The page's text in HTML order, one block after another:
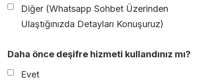
Diğer (Whatsapp Sohbet Üzerinden
Ulaştığınızda Detayları Konuşuruz)
Daha önce deşifre hizmeti kullandınız mı?
Evet